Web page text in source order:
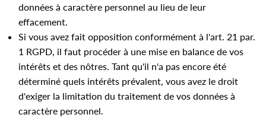
données à caractère personnel au lieu de leur
effacement.
Si vous avez fait opposition conformément à l'art. 21 par.
1 RGPD, il faut procéder à une mise en balance de vos
intérêts et des nôtres. Tant qu'il n'a pas encore été
déterminé quels intérêts prévalent, vous avez le droit
d'exiger la limitation du traitement de vos données à
caractère personnel.